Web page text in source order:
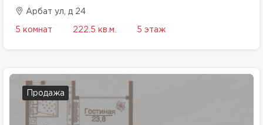
Арбат ул, д 24
5 комнат 222.5 кв.м. 5 этаж
Продажа